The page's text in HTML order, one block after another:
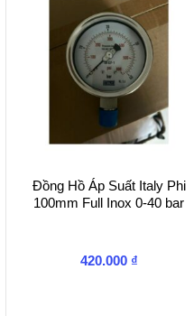
Đồng Hồ Áp Suất Italy Phi
100mm Full Inox 0-40 bar
420.000 ₫